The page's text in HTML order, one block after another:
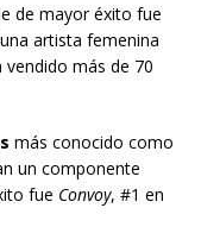
de mayor éxito fue
artista femenina
vendido más de 70
más conocido como
un componente
fue Convoy, #1 en